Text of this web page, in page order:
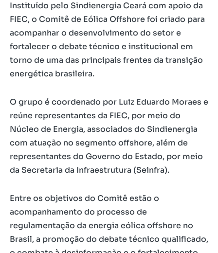
Instituído pelo Sindienergia Ceará com apoio da
FIEC, o Comitê de Eólica Offshore foi criado para
acompanhar o desenvolvimento do setor e
fortalecer o debate técnico e institucional em
torno de uma das principais frentes da transição
energética brasileira.
O grupo é coordenado por Luiz Eduardo Moraes e
reúne representantes da FIEC, por meio do
Núcleo de Energia, associados do Sindienergia
com atuação no segmento offshore, além de
representantes do Governo do Estado, por meio
da Secretaria da Infraestrutura (Seinfra).
Entre os objetivos do Comitê estão o
acompanhamento do processo de
regulamentação da energia eólica offshore no
Brasil, a promoção do debate técnico qualificado,